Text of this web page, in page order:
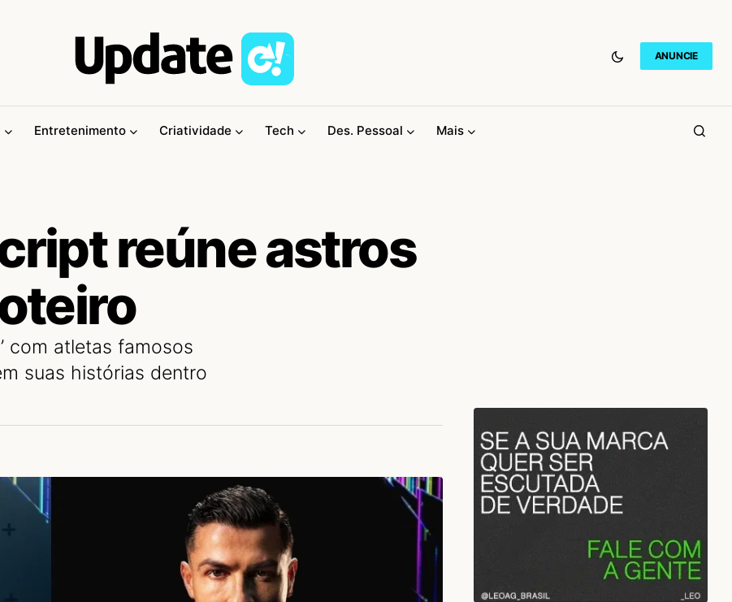
ANUNCIE
Entretenimento Criatividade Tech Des. Pessoal Mais
reúne astros
com atletas famosos
suas histórias dentro